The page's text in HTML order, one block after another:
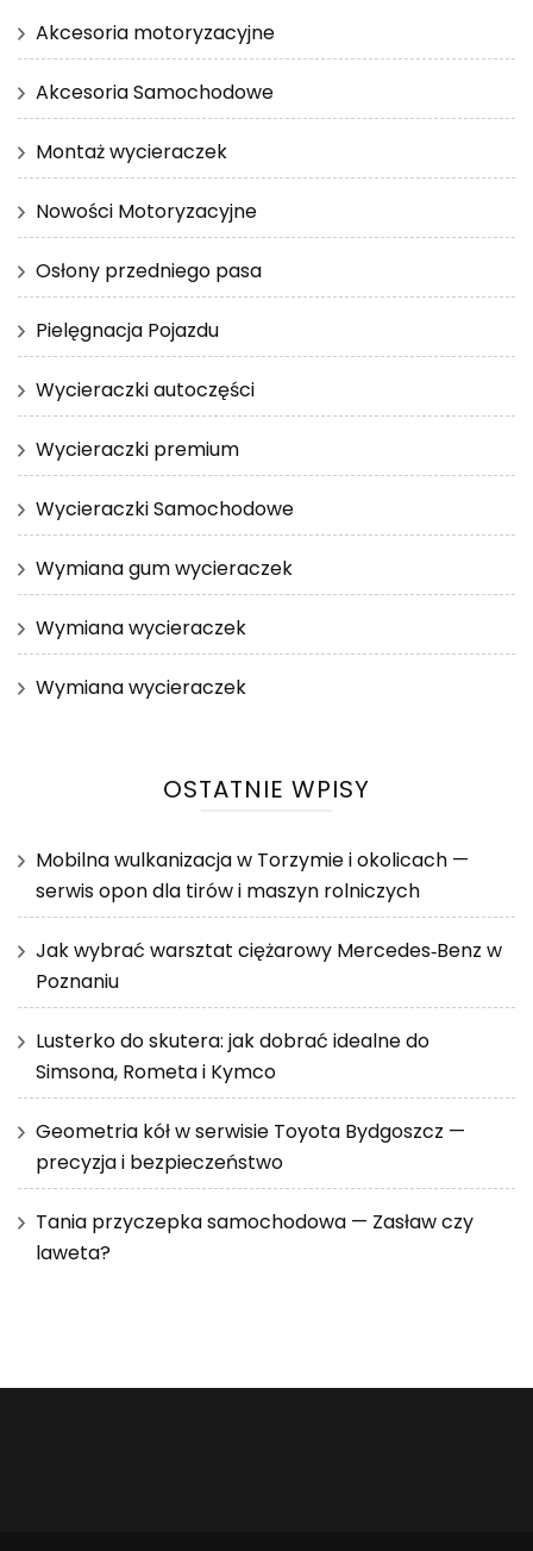
Akcesoria motoryzacyjne
Akcesoria Samochodowe
Montaż wycieraczek
Nowości Motoryzacyjne
Osłony przedniego pasa
Pielęgnacja Pojazdu
Wycieraczki autoczęści
Wycieraczki premium
Wycieraczki Samochodowe
Wymiana gum wycieraczek
Wymiana wycieraczek
Wymiana wycieraczek
OSTATNIE WPISY
Mobilna wulkanizacja w Torzymie i okolicach —
serwis opon dla tirów i maszyn rolniczych
Jak wybrać warsztat ciężarowy Mercedes‑Benz w
Poznaniu
Lusterko do skutera: jak dobrać idealne do
Simsona, Rometa i Kymco
Geometria kół w serwisie Toyota Bydgoszcz —
precyzja i bezpieczeństwo
Tania przyczepka samochodowa — Zasław czy
laweta?